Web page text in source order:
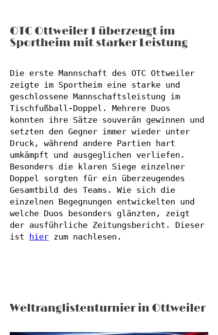
OTC Ottweiler 1 überzeugt im
Sportheim mit starker Leistung
Die erste Mannschaft des OTC Ottweiler
zeigte im Sportheim eine starke und
geschlossene Mannschaftsleistung im
Tischfußball-Doppel. Mehrere Duos
konnten ihre Sätze souverän gewinnen und
setzten den Gegner immer wieder unter
Druck, während andere Partien hart
umkämpft und ausgeglichen verliefen.
Besonders die klaren Siege einzelner
Doppel sorgten für ein überzeugendes
Gesamtbild des Teams. Wie sich die
einzelnen Begegnungen entwickelten und
welche Duos besonders glänzten, zeigt
der ausführliche Zeitungsbericht. Dieser
ist hier zum nachlesen.
Weltranglistenturnier in Ottweiler